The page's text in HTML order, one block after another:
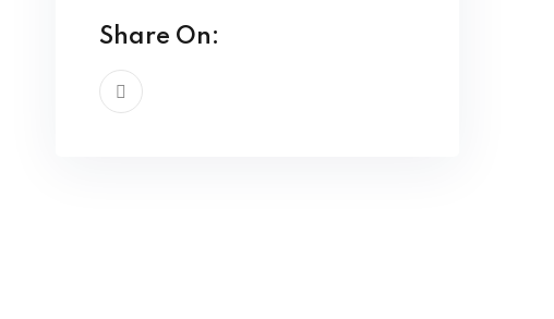
Share On: